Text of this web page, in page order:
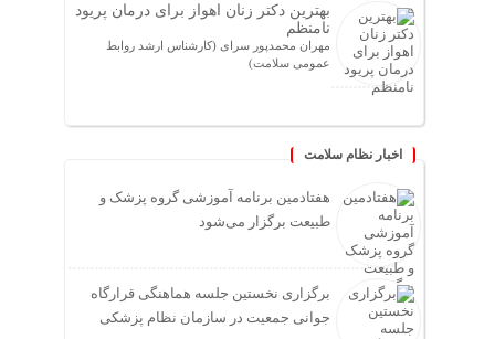
بهترین دکتر زنان اهواز برای درمان پریود
نامنظم
مهران محمدپور سرای (کارشناس ارشد روابط
عمومی سلامت)
اخبار نظام سلامت
هفتادمین برنامه آموزشی گروه پزشک و
طبیعت برگزار می‌شود
برگزاری نخستین جلسه هماهنگی قرارگاه
جوانی جمعیت در سازمان نظام پزشکی